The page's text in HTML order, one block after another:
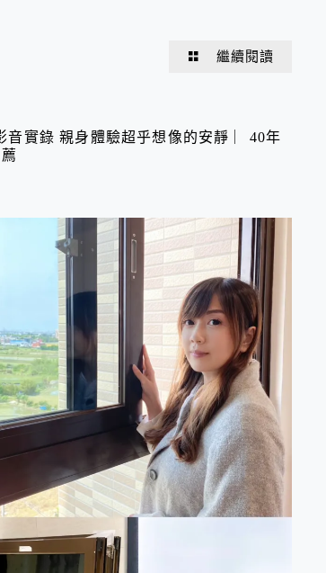
繼續閱讀
實錄 親身體驗超乎想像的安靜 ︳40年